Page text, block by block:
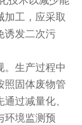
加工，应采取
诱发二次污
。生产过程中
照固体废物管
过减量化、
环境监测预